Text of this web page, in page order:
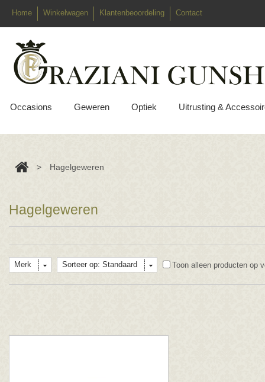
Home Winkelwagen Klantenbeoordeling Contact
Occasions Geweren Optiek Uitrusting &
> Hagelgeweren
Hagelgeweren
Merk Sorteer op: Standaard Toon alleen producten op